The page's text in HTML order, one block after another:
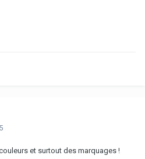
et surtout des marquages !